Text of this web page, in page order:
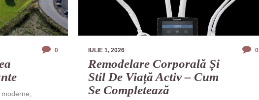
0 IULIE 1, 2026 0
Remodelare Corporală Și
Stil De Viață Activ – Cum
Se Completează